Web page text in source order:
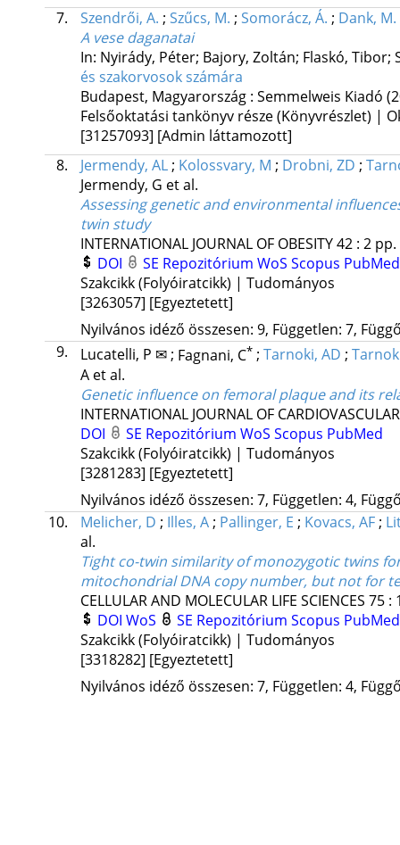
7.
Szendrői, A. ; Szűcs, M. ; Somorácz, Á. ; Dank, M.
A vese daganatai
In: Nyirády, Péter; Bajory, Zoltán; Flaskó, Tibor;
és szakorvosok számára
Budapest, Magyarország : Semmelweis Kiadó
Felsőoktatási tankönyv része (Könyvrészlet) |
[31257093] [Admin láttamozott]
8.
Jermendy, AL; Kolossvary, M ; Drobni, ZD ;
Jermendy, G et al.
Assessing genetic and environmental
twin study
INTERNATIONAL JOURNAL OF OBESITY42: 2 pp.
DOI
SE Repozitórium WoS Scopus
Szakcikk (Folyóiratcikk) | Tudományos
[3263057] [Egyeztetett]
Nyilvános idéző összesen: 9, Független: 7,
9.
Lucatelli, P ✉; Fagnani, C* ; Tarnoki, AD ;
A et al.
Genetic influence on femoral plaque and its
INTERNATIONAL JOURNAL OF
DOI
SE Repozitórium WoS Scopus PubMed
Szakcikk (Folyóiratcikk) | Tudományos
[3281283] [Egyeztetett]
Nyilvános idéző összesen: 7, Független: 4,
10.
Melicher, D ; Illes, A ; Pallinger, E ; Kovacs, AF ;
al.
Tight co-twin similarity of monozygotic twins
mitochondrial DNA copy number, but not for
CELLULAR AND MOLECULAR LIFE SCIENCES 75:
DOI WoS SE Repozitórium Scopus PubMed
Szakcikk (Folyóiratcikk) | Tudományos
[3318282] [Egyeztetett]
Nyilvános idéző összesen: 7, Független: 4,